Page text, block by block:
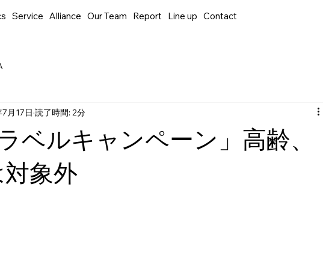
Service Alliance Our Team Report Line up Contact
ベルキャンペーン」高齢、
象外
月17日 読了時間: 2分